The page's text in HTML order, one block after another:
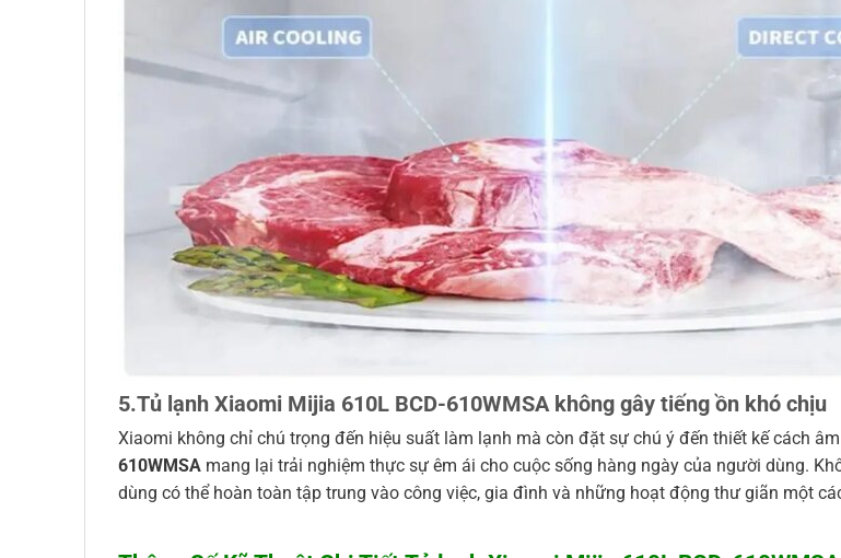
5.Tủ lạnh Xiaomi Mijia 610L BCD-610WMSA không gây tiếng ồn khó chịu
Xiaomi không chỉ chú trọng đến hiệu suất làm lạnh mà còn đặt sự chú ý đến thiết kế cách
610WMSA mang lại trải nghiệm thực sự êm ái cho cuộc sống hàng ngày của người dùng.
dùng có thể hoàn toàn tập trung vào công việc, gia đình và những hoạt động thư giãn một